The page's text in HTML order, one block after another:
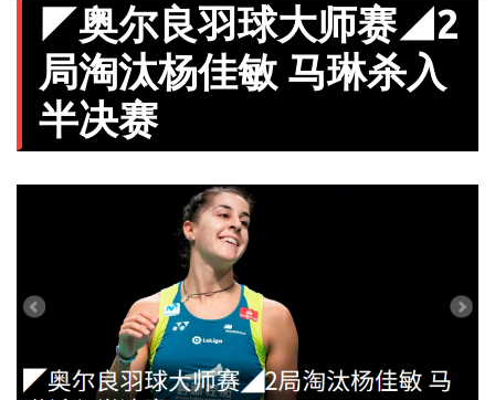
◤奥尔良羽球大师赛◢2
局淘汰杨佳敏 马琳杀入
半决赛